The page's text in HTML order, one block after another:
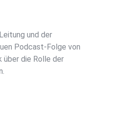
und der
Podcast-Folge von
über die Rolle der